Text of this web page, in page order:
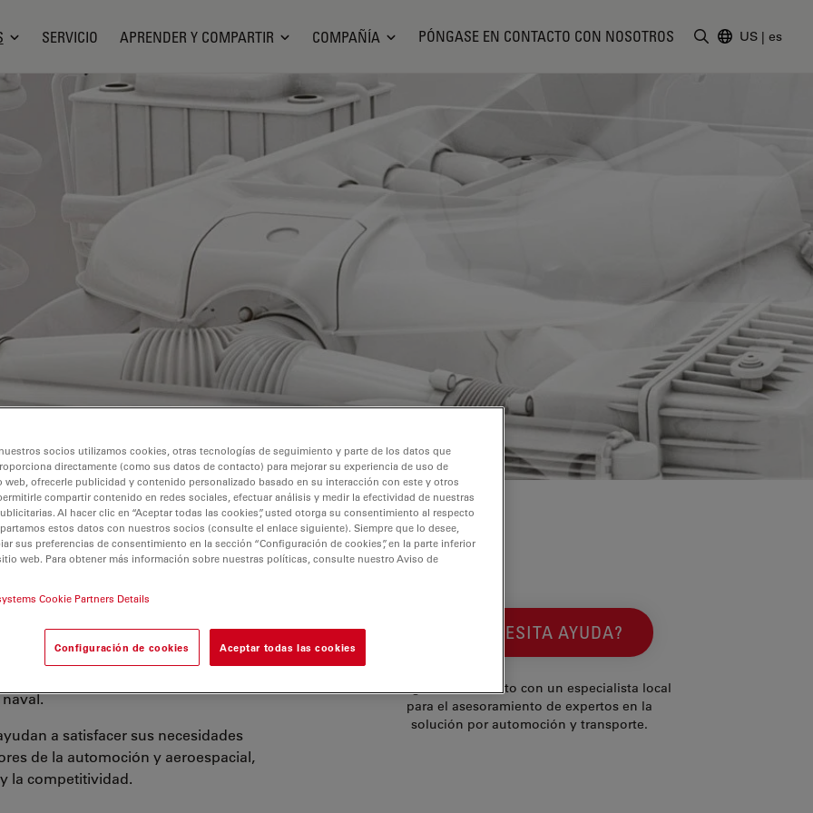
SERVICIO APRENDER Y COMPARTIR COMPAÑÍA PÓNGASE EN CONTACTO CON NOSOTROS US | es
en las soluciones de imágenes
de fallos y la innovación. Los
materiales y componentes utilizados
así como en otros sectores del
a satisfacer sus necesidades
de la automoción y aeroespacial,
la competitividad.
¿NECESITA AYUDA?
Póngase en contacto con un especialista local
para el asesoramiento de expertos en la
solución por automoción y transporte.
socios utilizamos cookies, otras tecnologías de seguimiento y parte de los datos que
directamente (como sus datos de contacto) para mejorar su experiencia de uso de
web, ofrecerle publicidad y contenido personalizado basado en su interacción con este y otros
compartir contenido en redes sociales, efectuar análisis y medir la efectividad de nuestras
Al hacer clic en “Aceptar todas las cookies”, usted otorga su consentimiento al respecto
estos datos con nuestros socios (consulte el enlace siguiente). Siempre que lo desee,
sus preferencias de consentimiento en la sección “Configuración de cookies”, en la parte inferior
web. Para obtener más información sobre nuestras políticas, consulte nuestro Aviso de
Cookie Partners Details
Configuración de cookies Aceptar todas las cookies